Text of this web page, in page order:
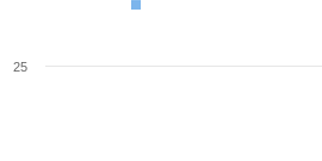
25